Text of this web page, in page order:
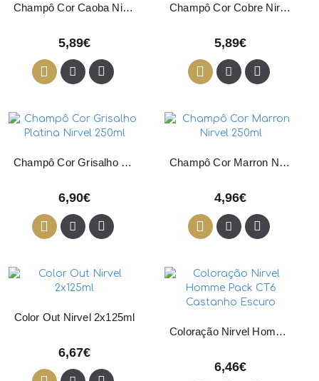
Champô Cor Caoba Nirvel 250ml
5,89€
Champô Cor Cobre Nirvel 250ml
5,89€
Champô Cor Grisalho Platina Nirvel 250ml
6,90€
Champô Cor Marron Nirvel 250ml
4,96€
Color Out Nirvel 2x125ml
6,67€
Coloração Nirvel Homme Pack CT6 Castanho Escuro
6,46€